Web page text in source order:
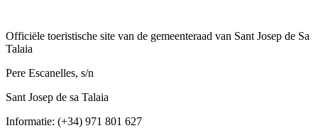
Officiële toeristische site van de gemeenteraad van Sant Josep de Sa
Talaia
Pere Escanelles, s/n
Sant Josep de sa Talaia
Informatie: (+34) 971 801 627